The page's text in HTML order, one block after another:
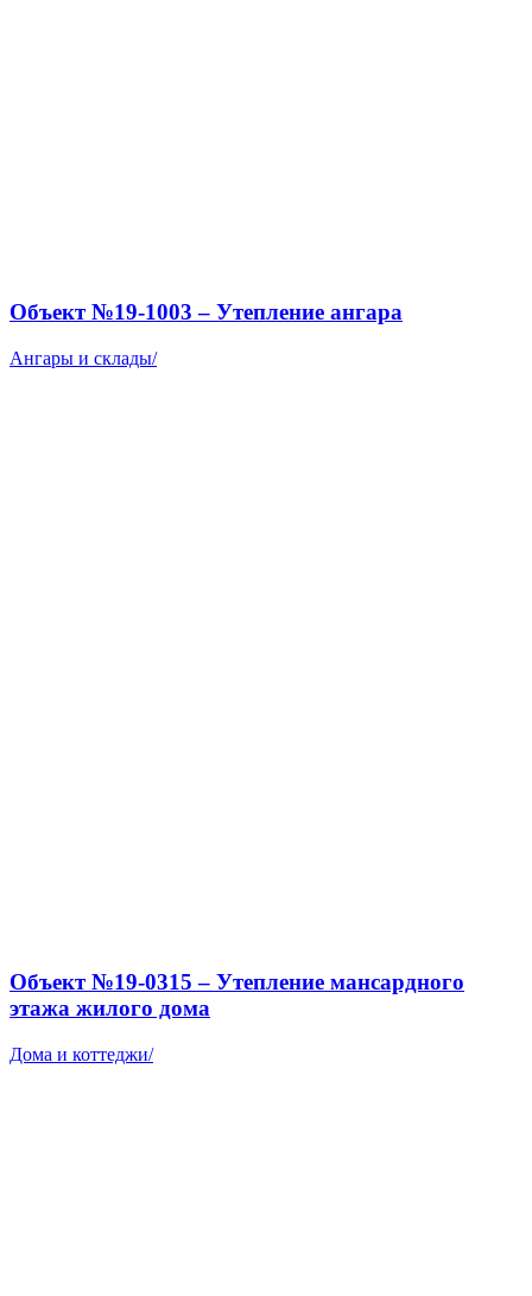
Объект №19-1003 – Утепление ангара
Ангары и склады/
Объект №19-0315 – Утепление мансардного
этажа жилого дома
Дома и коттеджи/